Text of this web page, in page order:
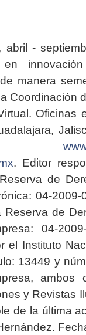
abril -
en
manera
Coordinación
Oficinas
. Editor
de
04-2009-
Reserva de
04-2009-
el Instituto
13449 y
ambos
y Revistas
de la última